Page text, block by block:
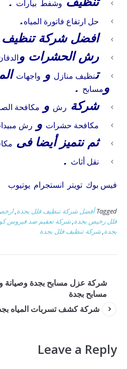
وشفط بيارات
حل ارتفاع فاتورة المياه.
افضل شركة تنظيف
رش الحشرات و
تنظيف منازل و واجهات
ومسابح .
شركة رش و مكافحة
مكافحة حشرات و رش
ثم نتميز أيضا فى
نقل أثاث .
فيس بوك تويتر انستجرام يوتيوب
Tagged أفضل شركة تنظيف فلل بجدة,
فلل رخيص بجدة,شركة تعقيم ضد فيروس
بجدة,شركة تنظيف فلل بجدة
شركة عزل مسابح بجدة وصيانة
مسابح بجدة
شركة كشف تسربات المياه
Leave a Reply